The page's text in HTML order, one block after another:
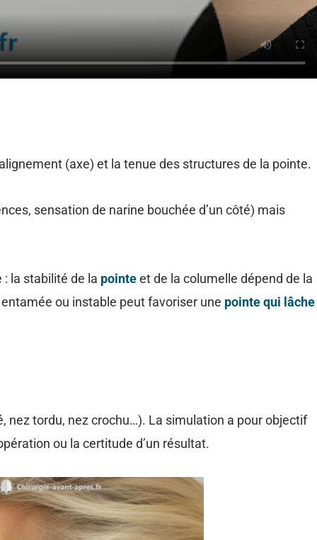
(axe) et la tenue des structures de la pointe.
sensation de narine bouchée d’un côté) mais
la stabilité de la pointeet de la columelle dépend de la
ou instable peut favoriser une pointe qui lâche
nez tordu, nez crochu…). La simulation a pour objectif
ou la certitude d’un résultat.